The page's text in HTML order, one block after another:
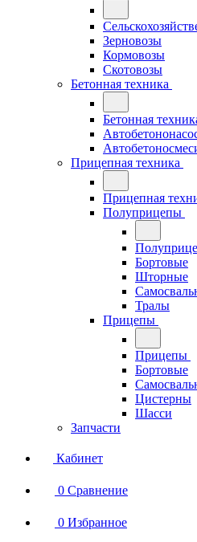
Зерновозы
Кормовозы
Скотовозы
Бетонная техника
Бетонная
Прицепная техника
Прицепная
Полуприцепы
Бортовые
Шторные
Тралы
Прицепы
Прицепы
Бортовые
Цистерны
Шасси
Запчасти
Кабинет
0 Сравнение
0 Избранное